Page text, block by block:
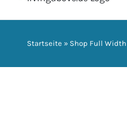
Startseite » Shop Full Width